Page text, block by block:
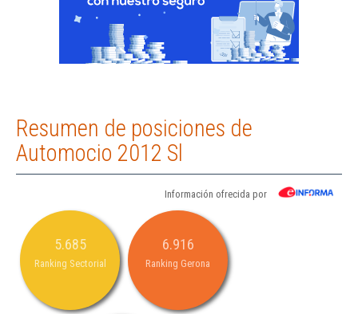
Resumen de posiciones de
Automocio 2012 Sl
Información ofrecida por
5.685
Ranking Sectorial
6.916
Ranking Gerona